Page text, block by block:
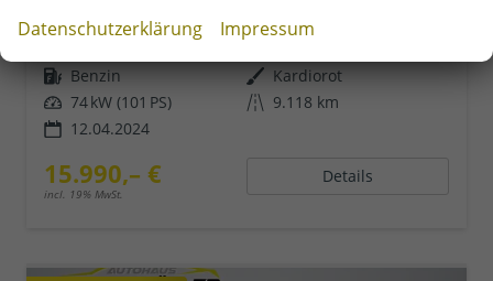
Benzin
Kardiorot
74 kW (101 PS)
9.118 km
12.04.2024
15.990,– €
incl. 19% MwSt.
Details
Datenschutzerklärung Impressum